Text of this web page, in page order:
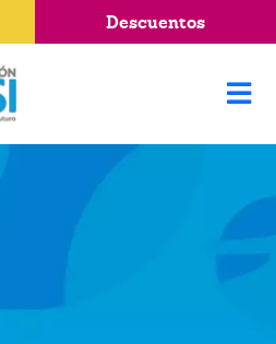
Descuentos